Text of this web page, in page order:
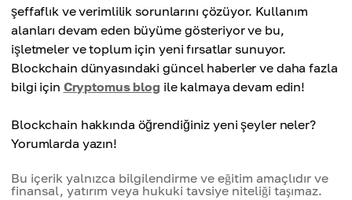
şeffaflık ve verimlilik sorunlarını çözüyor. Kullanım
alanları devam eden büyüme gösteriyor ve bu,
işletmeler ve toplum için yeni fırsatlar sunuyor.
Blockchain dünyasındaki güncel haberler ve daha fazla
bilgi için Cryptomus blog ile kalmaya devam edin!
Blockchain hakkında öğrendiğiniz yeni şeyler neler?
Yorumlarda yazın!
Bu içerik yalnızca bilgilendirme ve eğitim amaçlıdır ve
finansal, yatırım veya hukuki tavsiye niteliği taşımaz.